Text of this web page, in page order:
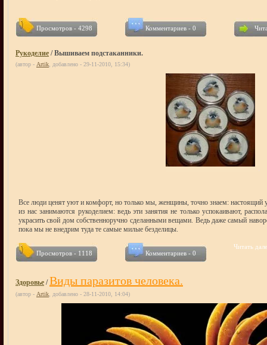
Просмотров - 4298 Комментариев - 0
Рукоделие / Вышиваем подстаканники.
(автор - Artik , добавлено - 29-11-2010, 15:34)
Все люди ценят уют и комфорт, но только мы, женщины, точно знаем: настоящий
из нас занимаются рукоделием: ведь эти занятия не только успокаивают,
украсить свой дом собственноручно сделанными вещами. Ведь даже самый
пока мы не внедрим туда те самые милые безделицы.
Просмотров - 1118 Комментариев - 0
Читать
Здоровье /Виды паразитов человека.
(автор - Artik , добавлено - 28-11-2010, 14:04)